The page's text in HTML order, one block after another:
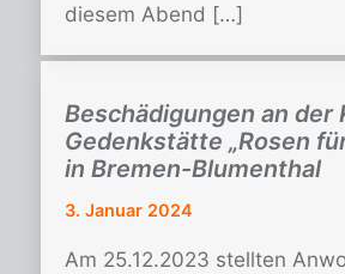
diesem Abend […]
Beschädigungen an der
Gedenkstätte „Rosen
in Bremen-Blumenthal
3. Januar 2024
Am 25.12.2023 stellten